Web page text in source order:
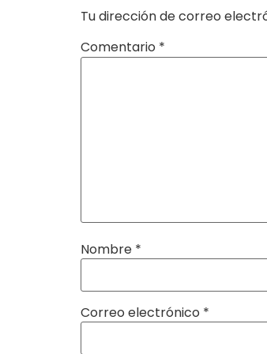
Tu dirección de correo
Comentario *
Nombre *
Correo electrónico *